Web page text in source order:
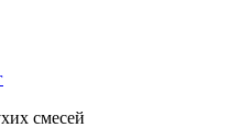
смесей